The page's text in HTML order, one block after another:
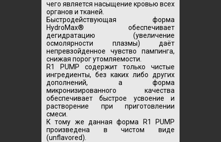
чего является насыщение кровью всех
органов и тканей.
Быстродействующая форма
HydroMax® обеспечивает
дегидратацию (увеличение
осмолярности плазмы) даёт
непревзойденное чувство пампинга,
снижая порог утомляемости.
R1 PUMP содержит только чистые
ингредиенты, без каких либо других
дополнений, а форма
микронизированного качества
обеспечивает быстрое усвоение и
растворение при приготовлении
смеси.
К тому же данная форма R1 PUMP
произведена в чистом виде
(unflavored).